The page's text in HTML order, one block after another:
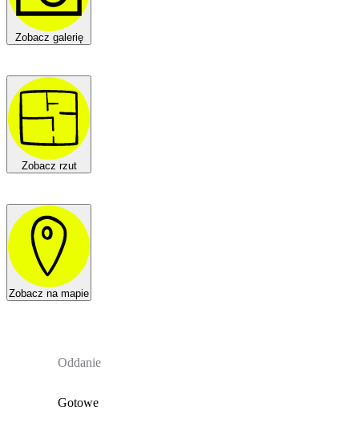
Zobacz galerię
Zobacz rzut
Zobacz na mapie
Oddanie
Gotowe